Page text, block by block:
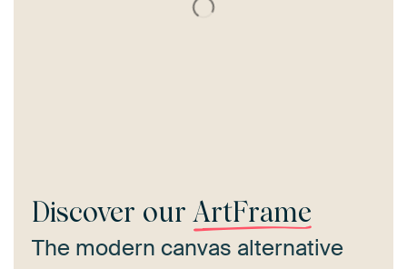
Discover our ArtFrame
The modern canvas alternative